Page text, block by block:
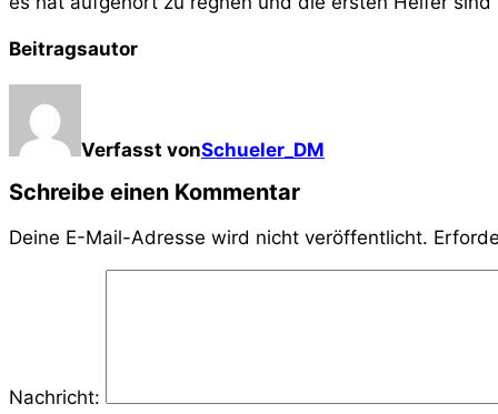
Beitragsautor
Verfasst vonSchueler_DM
Schreibe einen Kommentar
Deine E-Mail-Adresse wird nicht veröffentlicht.
Nachricht: